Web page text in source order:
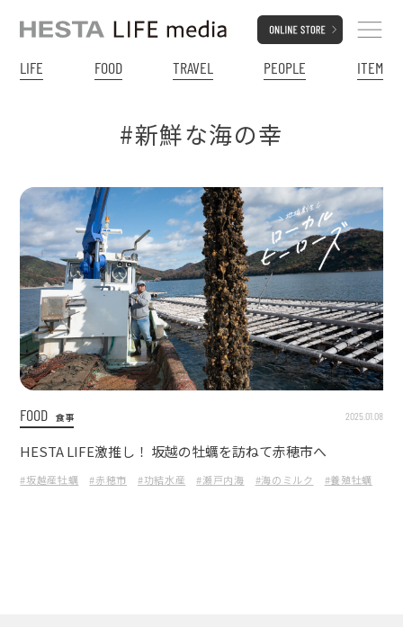
LIFE FOOD TRAVEL PEOPLE ITEM
#新鮮な海の幸
FOOD 食事 2025.01.08
HESTA LIFE激推し！ 坂越の牡蠣を訪ねて赤穂市へ
#坂越産牡蠣 #赤穂市 #功結水産 #瀬戸内海 #海のミルク #養殖牡蠣